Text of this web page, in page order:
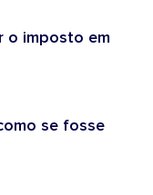
o imposto em
se fosse